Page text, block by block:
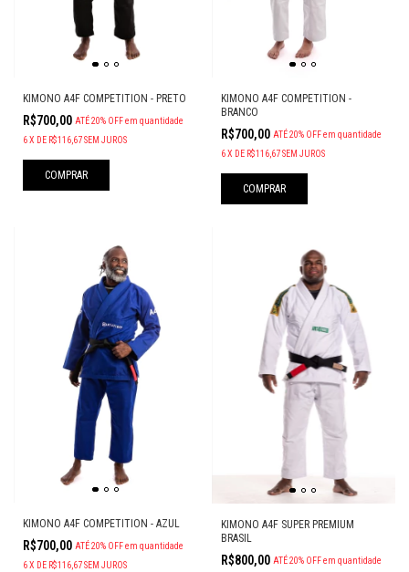
KIMONO A4F COMPETITION - PRETO
R$700,00 ATÉ 20% OFFem quantidade
6X DE R$116,67SEM JUROS
COMPRAR
KIMONO A4F COMPETITION -
BRANCO
R$700,00 ATÉ 20% OFF em quantidade
6 X DE R$116,67 SEM JUROS
COMPRAR
KIMONO A4F COMPETITION - AZUL
R$700,00 ATÉ 20% OFFem quantidade
6X DE R$116,67SEM JUROS
KIMONO A4F SUPER PREMIUM
BRASIL
R$800,00 ATÉ 20% OFF em quantidade